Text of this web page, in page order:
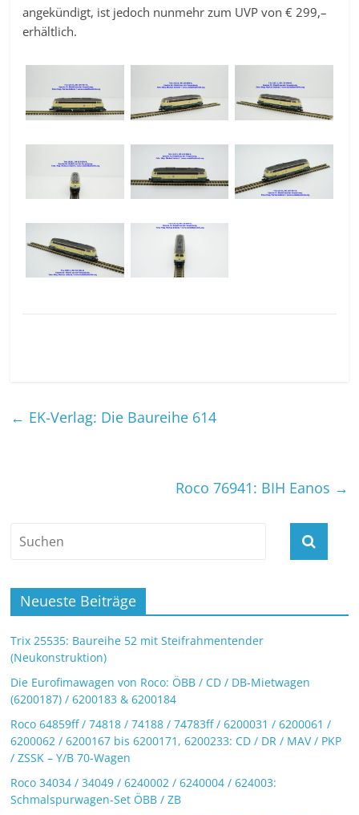
angekündigt, ist jedoch nunmehr zum UVP von € 299,–
erhältlich.
← EK-Verlag: Die Baureihe 614
Roco 76941: BIH Eanos →
Neueste Beiträge
Trix 25535: Baureihe 52 mit Steifrahmentender
(Neukonstruktion)
Die Eurofimawagen von Roco: ÖBB / CD / DB-Mietwagen
(6200187) / 6200183 & 6200184
Roco 64859ff / 74818 / 74188 / 74783ff / 6200031 / 6200061 /
6200062 / 6200167 bis 6200171, 6200233: CD / DR / MAV / PKP
/ ZSSK – Y/B 70-Wagen
Roco 34034 / 34049 / 6240002 / 6240004 / 624003:
Schmalspurwagen-Set ÖBB / ZB